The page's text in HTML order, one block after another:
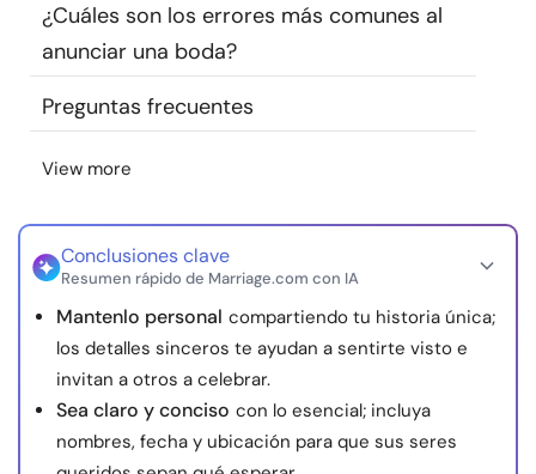
nosotros
¿Cuáles son los errores más comunes al
anunciar una boda?
Preguntas frecuentes
View more
Conclusiones clave
Resumen rápido de Marriage.com con IA
Mantenlo personal compartiendo tu historia única;
los detalles sinceros te ayudan a sentirte visto e
invitan a otros a celebrar.
Sea claro y conciso con lo esencial; incluya
nombres, fecha y ubicación para que sus seres